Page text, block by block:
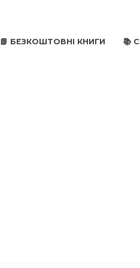
📗 БЕЗКОШТОВНІ КНИГИ 📚